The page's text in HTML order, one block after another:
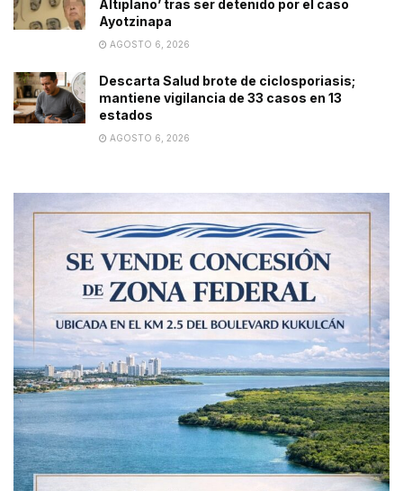
Altiplano’ tras ser detenido por el caso
Ayotzinapa
AGOSTO 6, 2026
Descarta Salud brote de ciclosporiasis;
mantiene vigilancia de 33 casos en 13
estados
AGOSTO 6, 2026